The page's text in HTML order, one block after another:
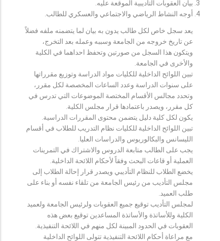
بيان العقوبات التأديبية الموقعة عليه.
أوجه النشاط الرياضي والاجتماعي والعسكري للطالب.
يعد سجل خاص لكل طالب يدون به بيان لما يتضمنه ملفه فضلاً
عن تاريخ خروجه من الجامعة وسببه وعمله بعد التخرج،
ويتكون هذا السجل من صورتين وتحفظ احداهما في الكلية
والأخرى في الجامعة.
تبين اللوائح الداخلية للكليات مواد الدراسة وتوزيع مقرراتها
على سنوات الدراسة وعدد الساعات المخصصة لكل مقرر،
وتحدد مجالس الأقسام المختصة الموضوعات التي تدرس في
كل مقرر، ويصدر باعتمادها قرار مجلس الكلية.
يكون لكل كلية دليل يتضمن محتوى المقررات الدراسية.
تبين اللوائح الداخلية للكليات نظام التدريب للطلاب في أقسام
الليسانس والبكالوريوس والدراسات العليا.
يجب على الطالب متابعة الدروس والاشتراك في التمرينات
العملية أو قاعات البحث وفقاً لأحكام اللائحة الداخلية.
يخضع الطلاب للنظام التأديبي ويصدر قرار إحالة الطلاب إلى
مجلس التأديب من رئيس الجامعة من تلقاء نفسه أو بناء على
طلب العميد.
لمجلس التأديب توقيع جميع العقوبات ولرئيس الجامعة ولعميد
الكلية وللأساتذة والأساتذة المساعدين توقيع بعض هذه
العقوبات في الحدود المبينة لكل منهم في اللائحة التنفيذية.
مع مراعاة أحكام اللائحة التنفيذية تتولى اللوائح الداخلية